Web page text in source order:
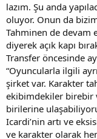
lazım. Şu anda
oluyor. Onun da
Tahminen de devam
diyerek açık kapı
Transfer öncesinde
“Oyuncularla ilgili
şirket var. Karakter
ekibimdekiler birebir
birilerine
Icardi’nin artı ve
ve karakter olarak